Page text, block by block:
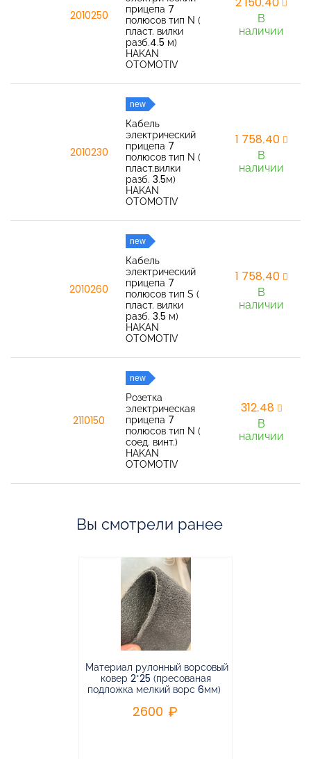
2010250
прицепа 7
полюсов тип N (
пласт. вилки
разб.4.5 м)
HAKAN
OTOMOTIV
В
наличии
2010230
new
Кабель
электрический
прицепа 7
полюсов тип N (
пласт.вилки
разб. 3.5м)
HAKAN
OTOMOTIV
1 758,40
В
наличии
2010260
new
Кабель
электрический
прицепа 7
полюсов тип S (
пласт. вилки
разб. 3.5 м)
HAKAN
OTOMOTIV
1 758,40
В
наличии
2110150
new
Розетка
электрическая
прицепа 7
полюсов тип N (
соед. винт.)
HAKAN
OTOMOTIV
312,48
В
наличии
Вы смотрели ранее
Материал рулонный ворсовый
ковер 2*25 (пресованая
подложка мелкий ворс 6мм)
2600